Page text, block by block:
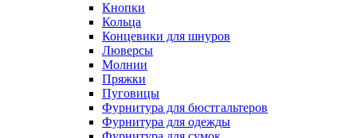
Кнопки
Кольца
Концевики для шнуров
Люверсы
Молнии
Пряжки
Пуговицы
Фурнитура для бюстгальтеров
Фурнитура для одежды